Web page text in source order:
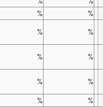
%
%
% %
% %
% %
%
%